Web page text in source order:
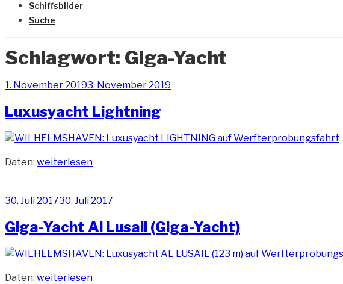
Schiffsbilder
Suche
Schlagwort: Giga-Yacht
Veröffentlicht
1. November 20193. November 2019
Luxusyacht Lightning
Daten: „Luxusyacht
weiterlesen
Veröffentlicht
30. Juli 201730. Juli 2017
Giga-Yacht Al Lusail (Giga-Yacht)
Daten: „Giga-
weiterlesen